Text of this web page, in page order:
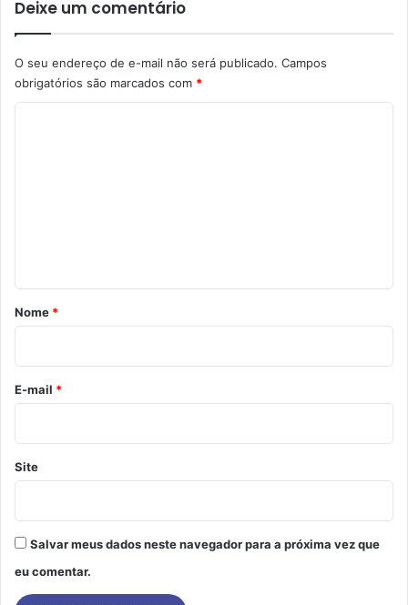
Deixe um comentário
O seu endereço de e-mail não será publicado. Campos
obrigatórios são marcados com *
r
o
*
Nome *
E-mail *
Site
Salvar meus dados neste navegador para a próxima vez que
eu comentar.